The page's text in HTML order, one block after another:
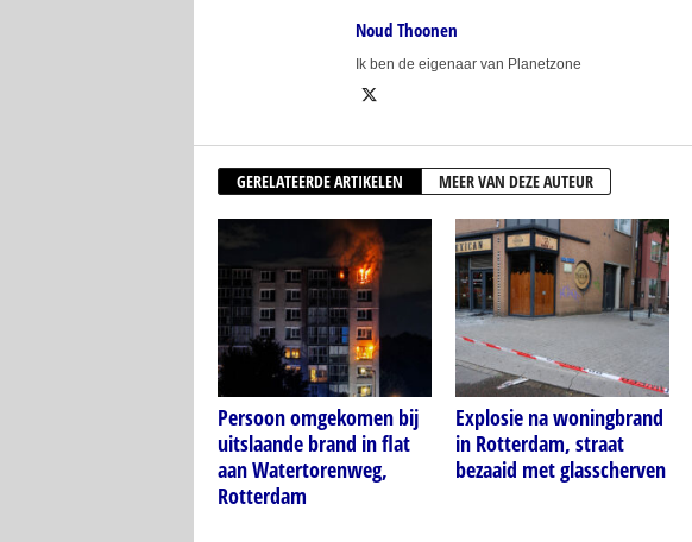
Noud Thoonen
Ik ben de eigenaar van Planetzone
GERELATEERDE ARTIKELEN MEER VAN DEZE AUTEUR
Persoon omgekomen bij
uitslaande brand in flat
aan Watertorenweg,
Rotterdam
Explosie na woningbrand
in Rotterdam, straat
bezaaid met glasscherven